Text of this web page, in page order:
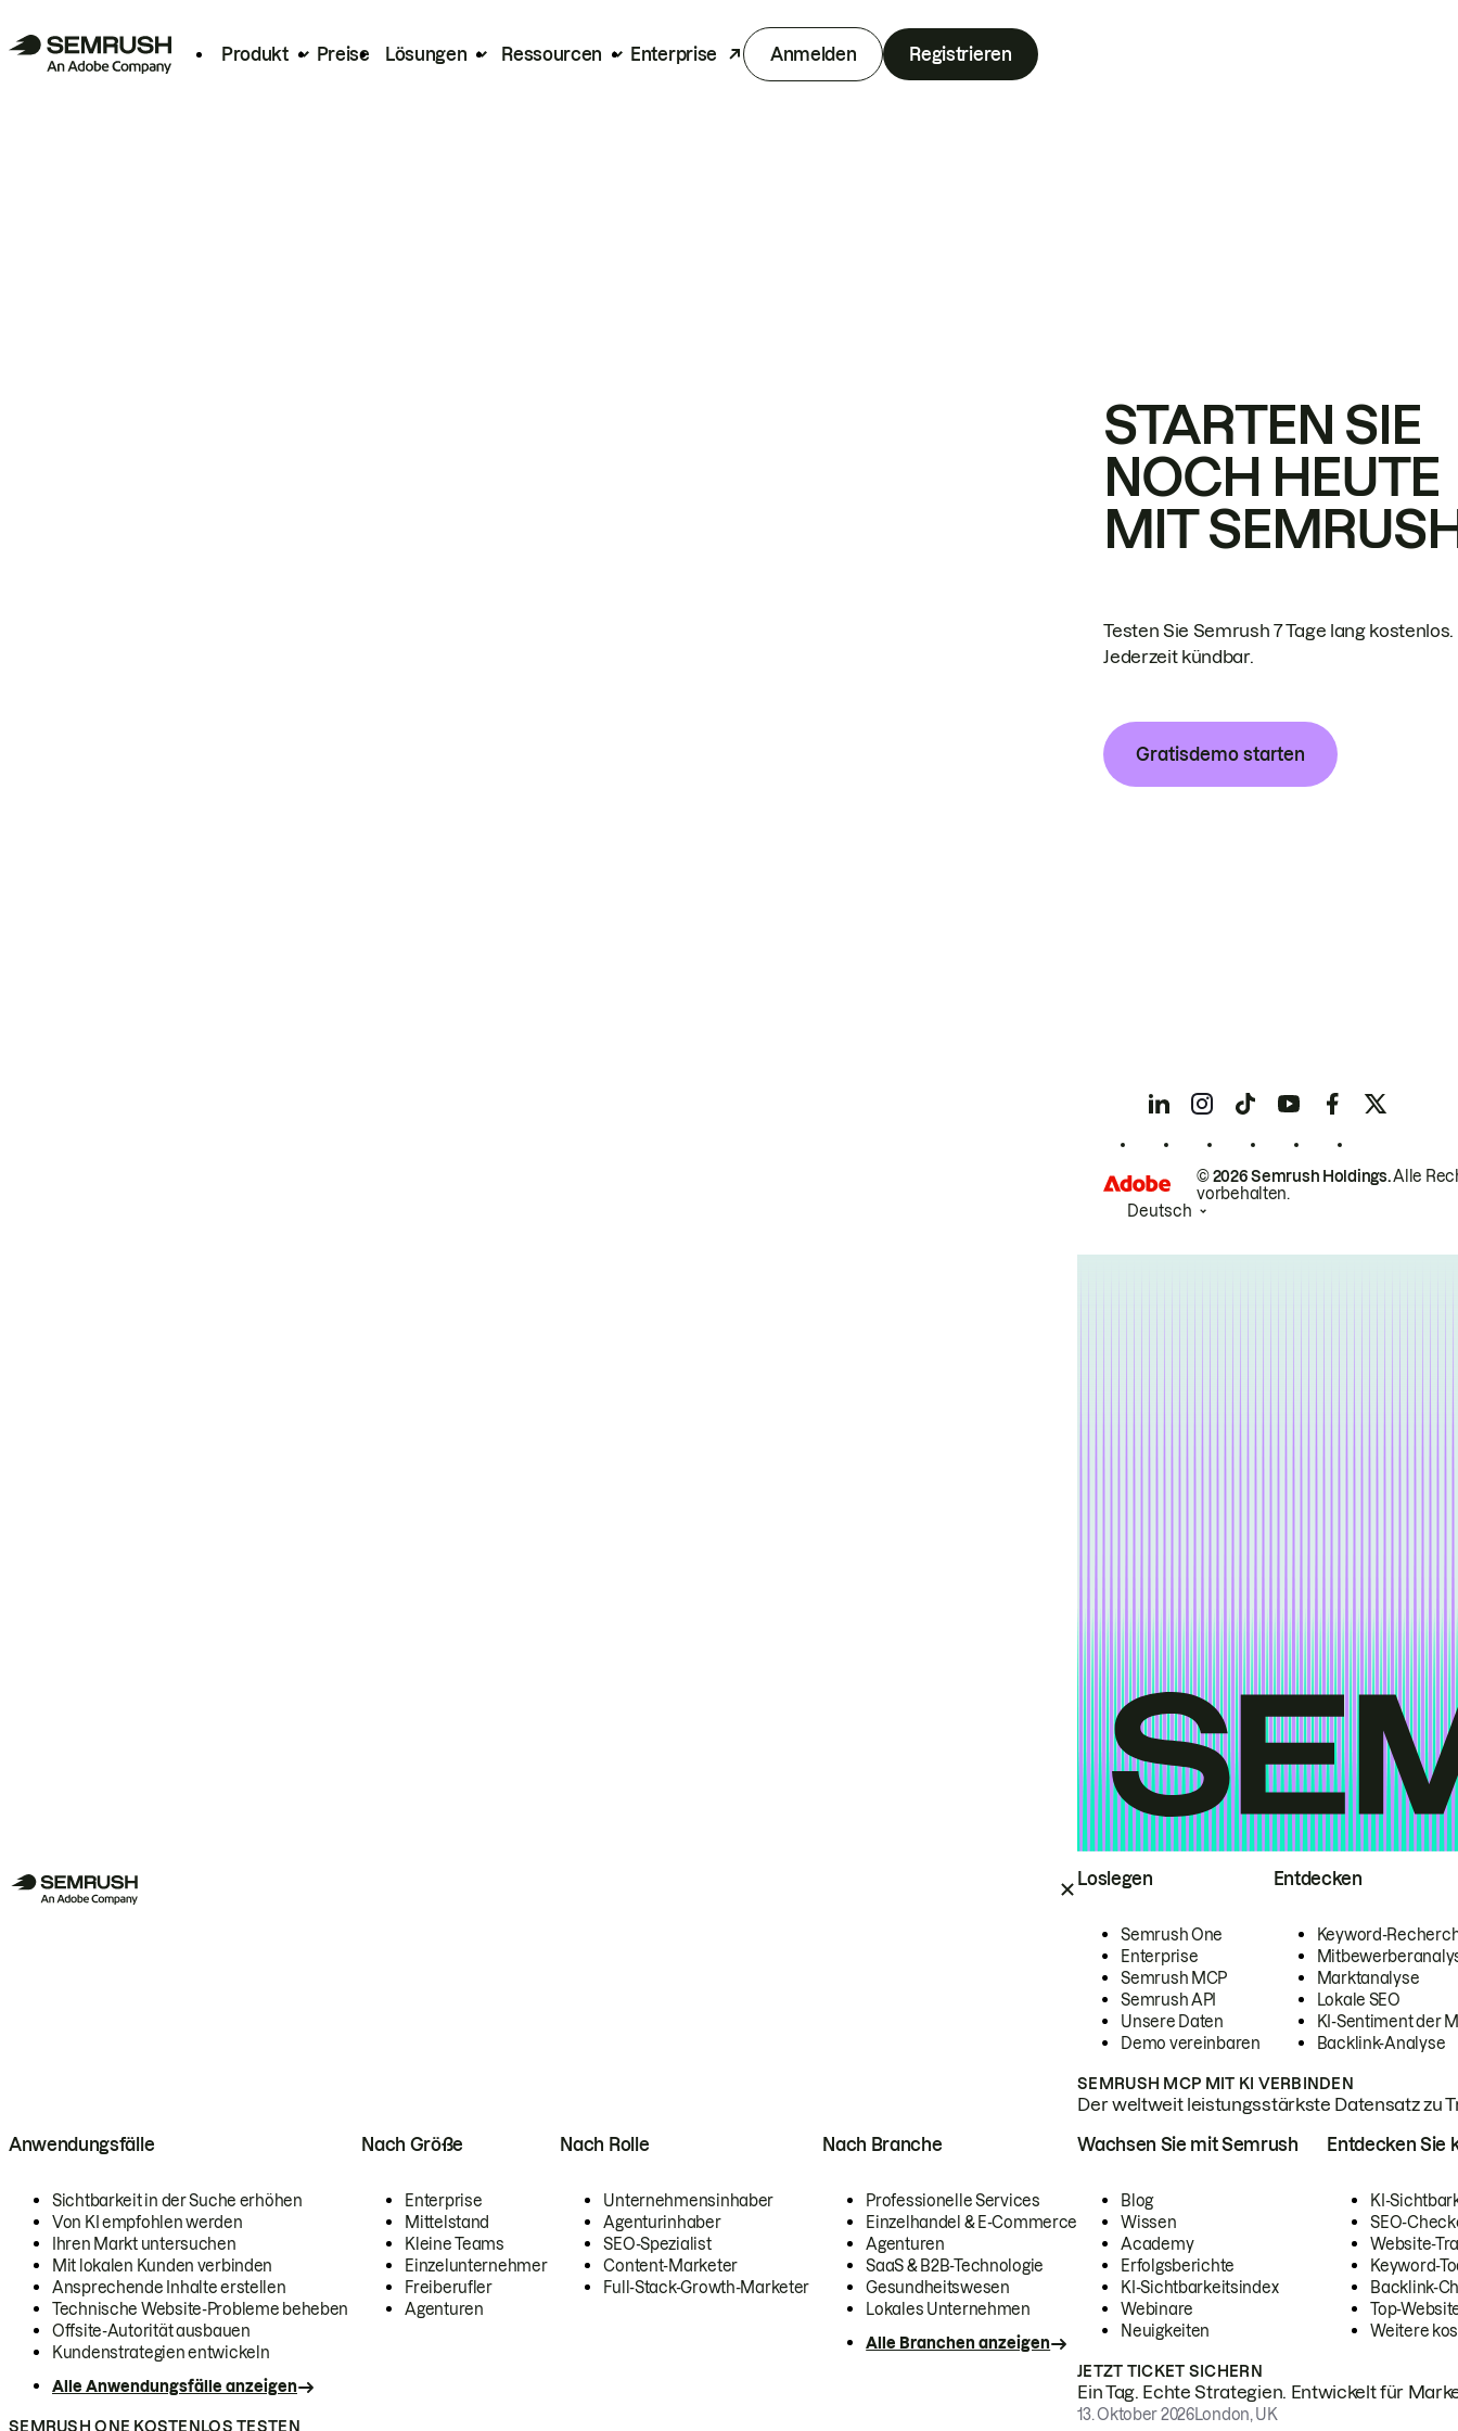
Produkt Preise Lösungen Ressourcen Enterprise Anmelden Registrieren
Loslegen
Semrush One
Enterprise
Semrush MCP
Semrush API
Unsere Daten
Demo vereinbaren
Entdecken
Keyword-
Marktanalyse
Lokale SEO
KI-Sentiment der
Backlink-Analyse
SEMRUSH MCP MIT KI VERBINDEN
Der weltweit leistungsstärkste Datensatz zu
Anwendungsfälle
Sichtbarkeit in der Suche erhöhen
Von KI empfohlen werden
Ihren Markt untersuchen
Mit lokalen Kunden verbinden
Ansprechende Inhalte erstellen
Technische Website-Probleme beheben
Offsite-Autorität ausbauen
Kundenstrategien entwickeln
Alle Anwendungsfälle anzeigen
Nach Größe
Enterprise
Mittelstand
Kleine Teams
Einzelunternehmer
Freiberufler
Agenturen
Nach Rolle
Unternehmensinhaber
Agenturinhaber
SEO-Spezialist
Content-Marketer
Full-Stack-Growth-Marketer
Nach Branche
Professionelle Services
Einzelhandel & E-Commerce
Agenturen
SaaS & B2B-Technologie
Gesundheitswesen
Lokales Unternehmen
Alle Branchen anzeigen
SEMRUSH ONE KOSTENLOS TESTEN
Wachsen Sie mit Semrush
Blog
Wissen
Academy
Erfolgsberichte
KI-Sichtbarkeitsindex
Webinare
Neuigkeiten
Entdecken Sie
KI-
SEO-
Website-
Keyword-
Backlink-
Top-
Weitere
JETZT TICKET SICHERN
Ein Tag. Echte Strategien. Entwickelt für
13. Oktober 2026London, UK
STARTEN SIE
NOCH HEUTE
MIT
Testen Sie Semrush 7 Tage lang kostenlos.
Jederzeit kündbar.
Gratisdemo starten
© 2026 Semrush Holdings.Alle
vorbehalten.
Deutsch